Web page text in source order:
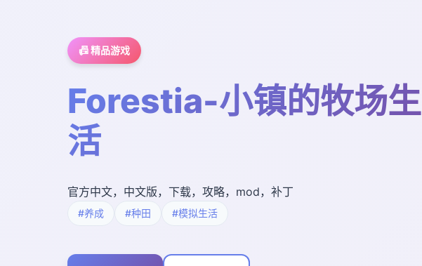
📠 精品游戏
Forestia-小镇的牧场生
活
官方中文，中文版，下载，攻略，mod，补丁
#养成 #种田 #模拟生活